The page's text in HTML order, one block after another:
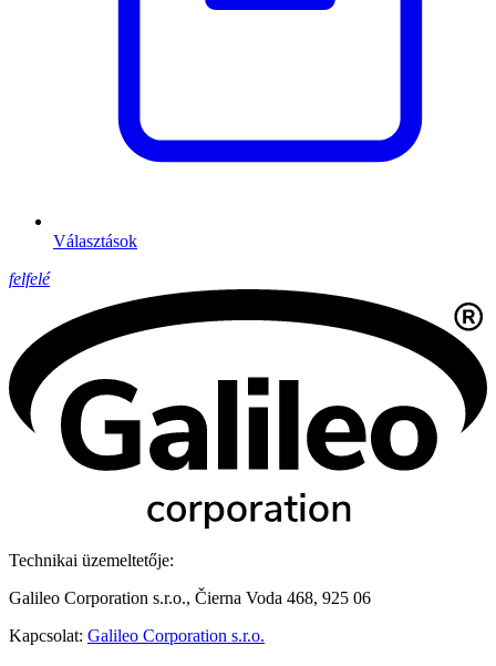
Választások
felfelé
Technikai üzemeltetője:
Galileo Corporation s.r.o., Čierna Voda 468, 925 06
Kapcsolat: Galileo Corporation s.r.o.